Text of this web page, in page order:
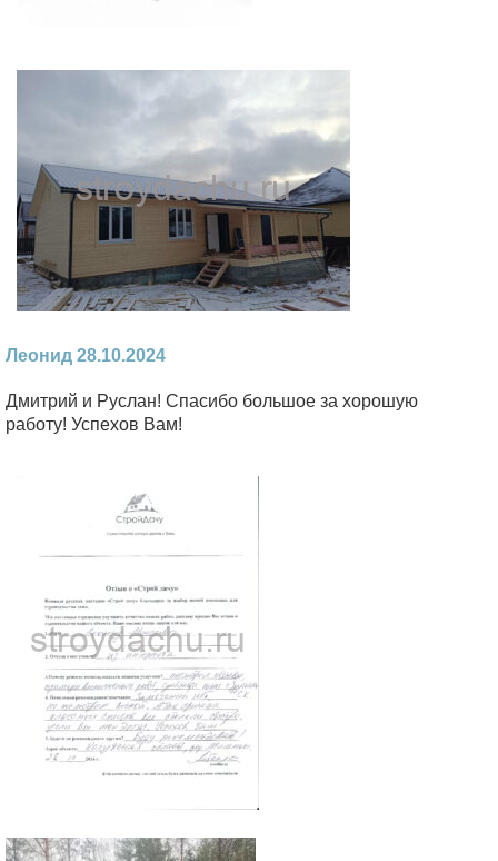
Леонид 28.10.2024
Дмитрий и Руслан! Спасибо большое за хорошую
работу! Успехов Вам!